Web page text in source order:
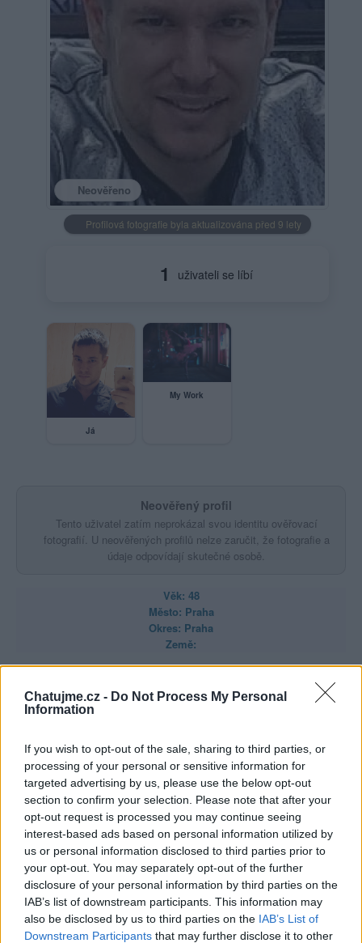
Chatujme.cz - Do Not Process My Personal
Information
If you wish to opt-out of the sale, sharing to third parties, or
processing of your personal or sensitive information for
targeted advertising by us, please use the below opt-out
section to confirm your selection. Please note that after your
opt-out request is processed you may continue seeing
interest-based ads based on personal information utilized by
us or personal information disclosed to third parties prior to
your opt-out. You may separately opt-out of the further
disclosure of your personal information by third parties on the
IAB’s list of downstream participants. This information may
also be disclosed by us to third parties on the IAB’s List of
Downstream Participants that may further disclose it to other
Neověřeno
Profilová fotografie byla aktualizována před 9 lety
1 uživateli se líbí
Já
My Work
Neověřený profil
Tento uživatel zatím neprokázal svou identitu ověřovací
fotografií. U neověřených profilů nelze zaručit, že fotografie a
údaje odpovídají skutečné osobě.
Věk: 48
Město: Praha
Okres: Praha
Země:
Napsat uživateli vzkaz
Facebook
Informace o profilu a chatu
Registrace od: 31.10.2013 22:27
Online: Není nikde online
Naposledy aktivní: 25.11.2022 12:06
Prochatováno: 1.95 hod.
Počet přátel: 7
Profil zobrazen: 326x
Líbí se:1
Oblibené místnosti : Žádné
Sledované diskuze: Informace pro uživatele